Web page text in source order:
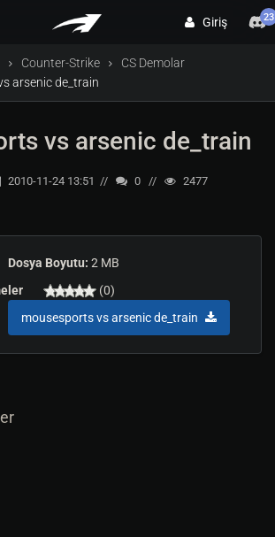
Giriş 23
Counter-Strike
CS Demolar
arsenic de_train
vs arsenic de_train
2010-11-24 13:51 0 2477
Dosya Boyutu: 2 MB
(0)
mousesports vs arsenic de_train